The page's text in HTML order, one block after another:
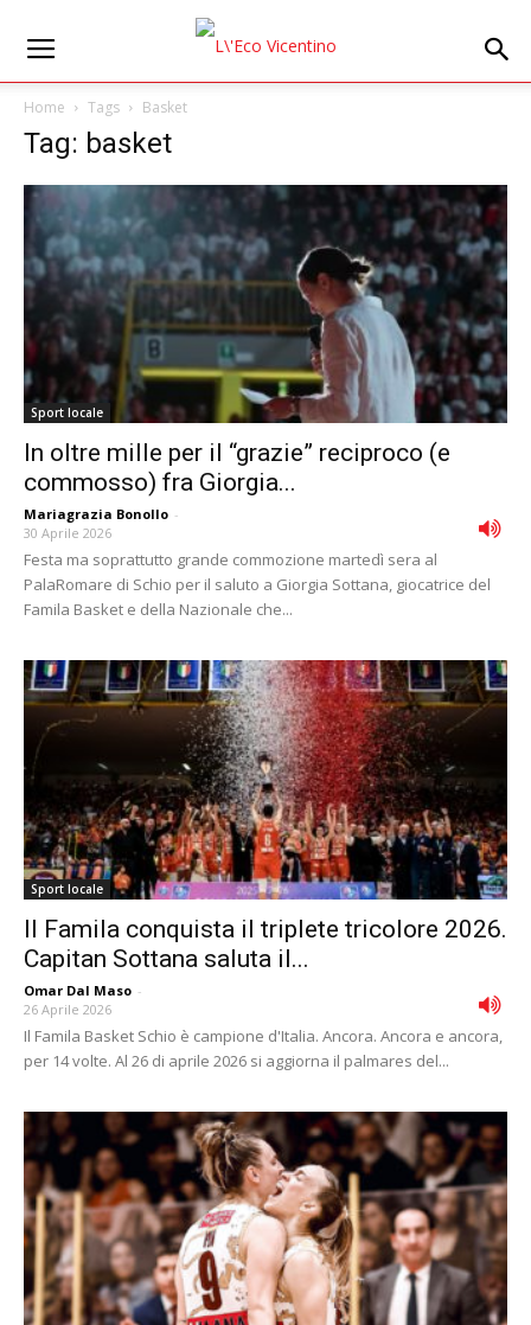
Home Tags Basket
Tag: basket
Sport locale
In oltre mille per il “grazie” reciproco (e
commosso) fra Giorgia...
Mariagrazia Bonollo -
30 Aprile 2026
Festa ma soprattutto grande commozione martedì sera al
PalaRomare di Schio per il saluto a Giorgia Sottana, giocatrice del
Famila Basket e della Nazionale che...
Sport locale
Il Famila conquista il triplete tricolore 2026.
Capitan Sottana saluta il...
Omar Dal Maso -
26 Aprile 2026
Il Famila Basket Schio è campione d'Italia. Ancora. Ancora e ancora,
per 14 volte. Al 26 di aprile 2026 si aggiorna il palmares del...